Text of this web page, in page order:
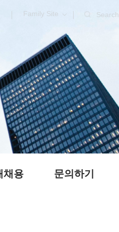
Family Site Search
채용 문의하기